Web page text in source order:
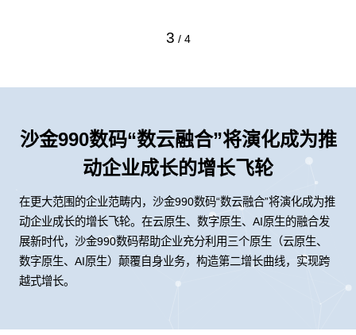
3 / 4
沙金990数码“数云融合”将演化成为推
动企业成长的增长飞轮
在更大范围的企业范畴内，沙金990数码“数云融合”将演化成为推
动企业成长的增长飞轮。在云原生、数字原生、AI原生的融合发
展新时代，沙金990数码帮助企业充分利用三个原生（云原生、
数字原生、AI原生）颠覆自身业务，构造第二增长曲线，实现跨
越式增长。